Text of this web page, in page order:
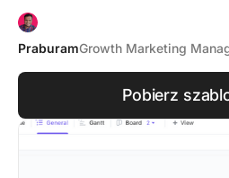
PraburamGrowth Marketing
Pobierz